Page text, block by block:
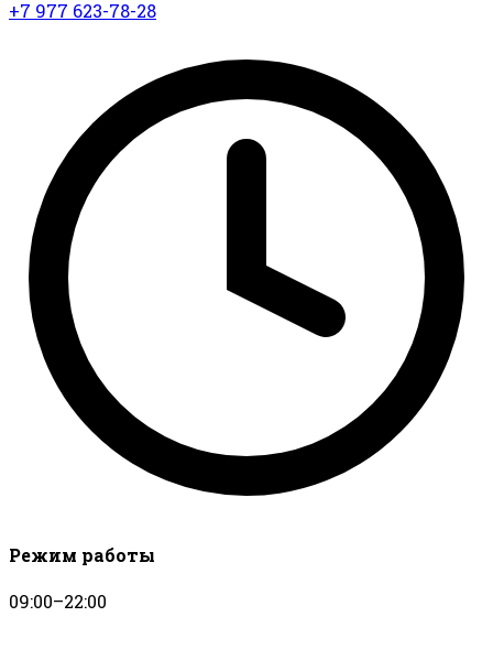
+7 977 623-78-28
Режим работы
09:00–22:00